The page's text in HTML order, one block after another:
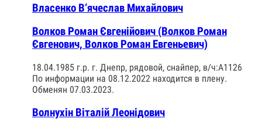
Власенко В‘ячеслав Михайлович
Волков Роман Євгенійович (Волков Роман
Євгенович, Волков Роман Евгеньевич)
18.04.1985 г.р. г. Днепр, рядовой, снайпер, в/ч:А1126
По информации на 08.12.2022 находится в плену.
Обменян 07.03.2023.
Волнухін Віталій Леонідович